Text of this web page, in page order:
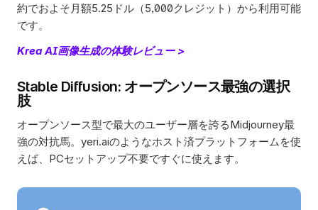
約でおよそ月額5.25ドル（5,000クレジット）から利用可能
です。
Krea AI画像生成の体験レビュー >
Stable Diffusion: オープンソース最強の選択
肢
オープンソース型で最大のユーザー層を誇るMidjourney最
強の対抗馬。yeri.aiのようなホスト済プラットフォームを使
えば、PCセットアップ不要ですぐに使えます。